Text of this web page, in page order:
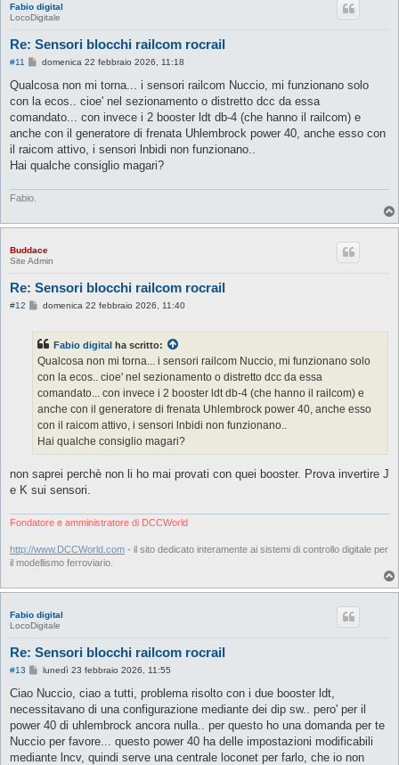
Fabio digital
LocoDigitale
Re: Sensori blocchi railcom rocrail
#11
M
s
a
g
i
o
domenica 22 febbraio 2026, 11:18
Qualcosa non mi torna... i sensori railcom Nuccio, mi funzionano solo
con la ecos.. cioe' nel sezionamento o distretto dcc da essa
comandato... con invece i 2 booster ldt db-4 (che hanno il railcom) e
anche con il generatore di frenata Uhlembrock power 40, anche esso con
il raicom attivo, i sensori lnbidi non funzionano..
Hai qualche consiglio magari?
Fabio.
Buddace
Site Admin
Re: Sensori blocchi railcom rocrail
#12
M
a
g
g
i
o
domenica 22 febbraio 2026, 11:40
Fabio digital ha scritto:
Qualcosa non mi torna... i sensori railcom Nuccio, mi funzionano solo
con la ecos.. cioe' nel sezionamento o distretto dcc da essa
comandato... con invece i 2 booster ldt db-4 (che hanno il railcom) e
anche con il generatore di frenata Uhlembrock power 40, anche esso
con il raicom attivo, i sensori lnbidi non funzionano..
Hai qualche consiglio magari?
non saprei perchè non li ho mai provati con quei booster. Prova invertire J
e K sui sensori.
Fondatore e amministratore di DCCWorld
http://www.DCCWorld.com - il sito dedicato interamente ai sistemi di controllo digitale per
il modellismo ferroviario.
Fabio digital
LocoDigitale
Re: Sensori blocchi railcom rocrail
#13
M
s
a
g
i
o
lunedì 23 febbraio 2026, 11:55
Ciao Nuccio, ciao a tutti, problema risolto con i due booster ldt,
necessitavano di una configurazione mediante dei dip sw.. pero' per il
power 40 di uhlembrock ancora nulla.. per questo ho una domanda per te
Nuccio per favore... questo power 40 ha delle impostazioni modificabili
mediante lncv, quindi serve una centrale loconet per farlo, che io non